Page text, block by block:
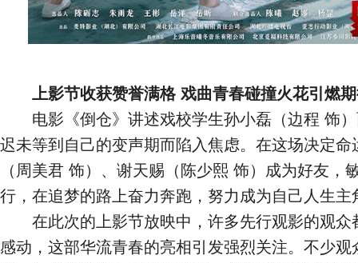
上影节收获赞誉满格 戏曲青春碰撞火花引燃
电影《倒仓》讲述戏校学生孙小磊（边程 饰）
迟未等到自己的变声期而陷入焦虑。在这场决定
（周美君 饰）、谢天赐（陈少熙 饰）成为好友，
行，在追梦的路上奋力奔跑，努力成为自己人生主
在此次的上影节放映中，许多先行观影的观众
感动，这部华流青春的亮相引发强烈关注。不少